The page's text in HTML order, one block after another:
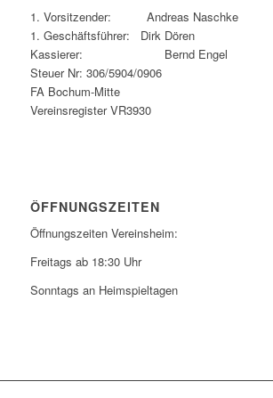
1. Vorsitzender: Andreas Naschke
1. Geschäftsführer: Dirk Dören
Kassierer: Bernd Engel
Steuer Nr: 306/5904/0906
FA Bochum-Mitte
Vereinsregister VR3930
ÖFFNUNGSZEITEN
Öffnungszeiten Vereinsheim:
Freitags ab 18:30 Uhr
Sonntags an Heimspieltagen